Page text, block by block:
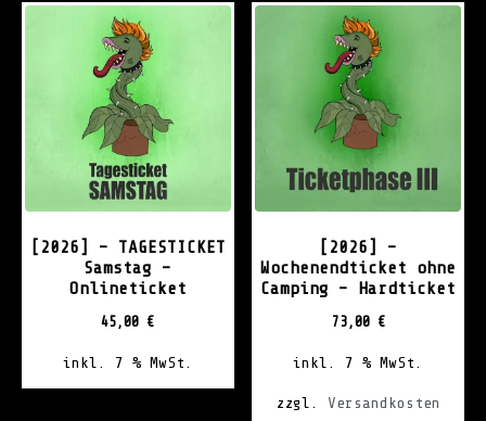
[2026] – TAGESTICKET
Samstag –
Onlineticket
45,00 €
inkl. 7 % MwSt.
[2026] –
Wochenendticket ohne
Camping – Hardticket
73,00 €
inkl. 7 % MwSt.
zzgl. Versandkosten